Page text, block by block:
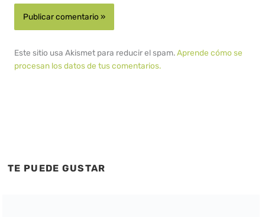
Este sitio usa Akismet para reducir el spam.Aprende cómo se
procesan los datos de tus comentarios.
TE PUEDE GUSTAR